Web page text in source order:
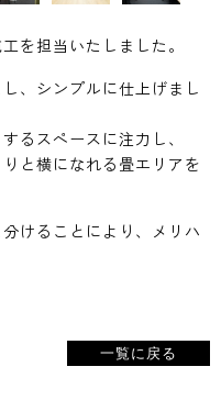
を担当いたしました。
、シンプルに仕上げまし
るスペースに注力し、
と横になれる畳エリアを
けることにより、メリハ
一覧に戻る